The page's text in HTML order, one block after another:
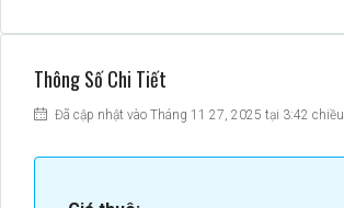
Thông Số Chi Tiết
Đã cập nhật vào Tháng 11 27, 2025 tại 3:42 chiều